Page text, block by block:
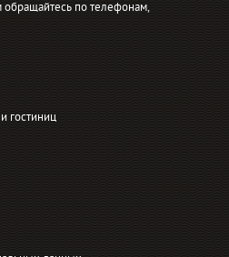
по телефонам,
гостиниц